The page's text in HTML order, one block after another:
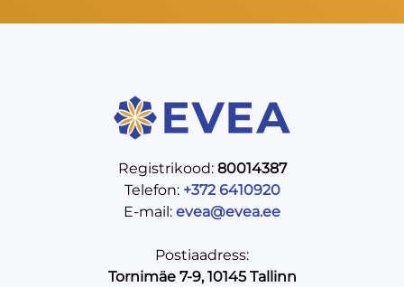
Registrikood: 80014387
Telefon: +372 6410920
E-mail: evea@evea.ee
Postiaadress:
Tornimäe 7-9, 10145 Tallinn